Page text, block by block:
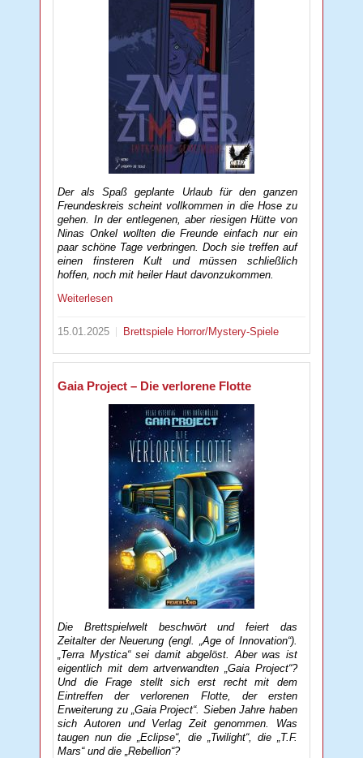
Der als Spaß geplante Urlaub für den ganzen
Freundeskreis scheint vollkommen in die Hose zu
gehen. In der entlegenen, aber riesigen Hütte von
Ninas Onkel wollten die Freunde einfach nur ein
paar schöne Tage verbringen. Doch sie treffen auf
einen finsteren Kult und müssen schließlich
hoffen, noch mit heiler Haut davonzukommen.
Weiterlesen
15.01.2025 Brettspiele Horror/Mystery-Spiele
Gaia Project – Die verlorene Flotte
Die Brettspielwelt beschwört und feiert das
Zeitalter der Neuerung (engl. „Age of Innovation“).
„Terra Mystica“ sei damit abgelöst. Aber was ist
eigentlich mit dem artverwandten „Gaia Project“?
Und die Frage stellt sich erst recht mit dem
Eintreffen der verlorenen Flotte, der ersten
Erweiterung zu „Gaia Project“. Sieben Jahre haben
sich Autoren und Verlag Zeit genommen. Was
taugen nun die „Eclipse“, die „Twilight“, die „T.F.
Mars“ und die „Rebellion“?